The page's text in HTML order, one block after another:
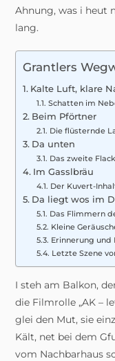
Ahnung, was i heut
lang.
Grantlers
Kalte Luft, klare
Schatten im
Beim Pförtner
Die flüsternde
Da unten
Das zweite
Im Gasslbräu
Der Kuvert-
Da liegt wos im
Das Flimmern
Kleine
Erinnerung und
Letzte Szene
I steh am Balkon,
die Filmrolle „AK –
glei den Mut, sie
Kält, net bei dem
vom Nachbarhaus